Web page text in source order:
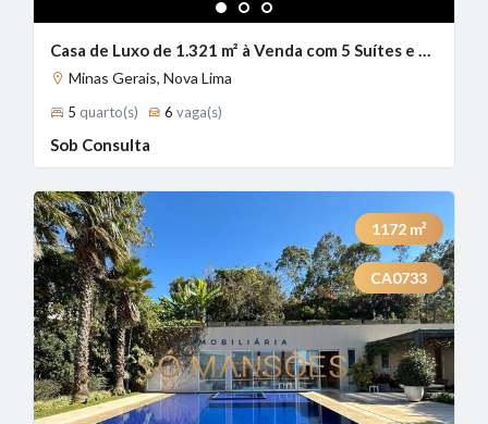
1 2 3
Casa de Luxo de 1.321 m² à Venda com 5 Suítes e Vista Panorâmica no Condomínio Village Terrasse, Nova Lima - MG
Minas Gerais, Nova Lima
5 quarto(s) 6 vaga(s)
Sob Consulta
1172 m²
CA0733